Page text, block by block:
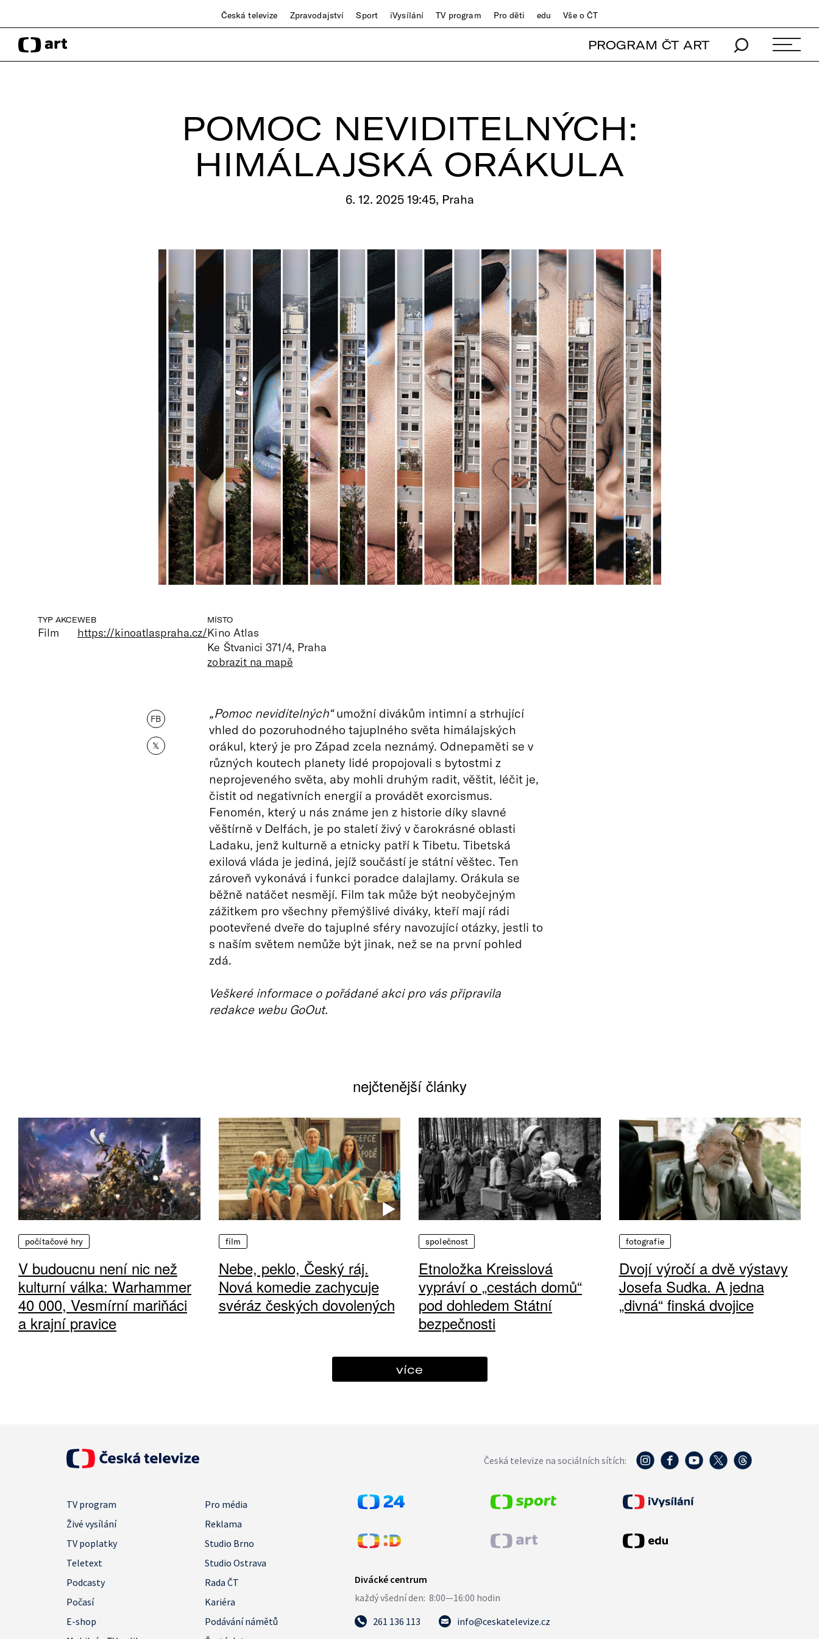
Česká televize Zpravodajství Sport iVysílání TV program Pro děti edu Vše o ČT
PROGRAM ČT ART
POMOC NEVIDITELNÝCH:
HIMÁLAJSKÁ ORÁKULA
6. 12. 2025 19:45, Praha
TYP AKCE
Film
WEB
https://kinoatlaspraha.cz/
MÍSTO
Kino Atlas
Ke Štvanici 371/4, Praha
zobrazit na mapě
FB
𝕏
„Pomoc neviditelných“umožní divákům intimní a strhující
vhled do pozoruhodného tajuplného světa himálajských
orákul, který je pro Západ zcela neznámý. Odnepaměti se v
různých koutech planety lidé propojovali s bytostmi z
neprojeveného světa, aby mohli druhým radit, věštit, léčit je,
čistit od negativních energií a provádět exorcismus.
Fenomén, který u nás známe jen z historie díky slavné
věštírně v Delfách, je po staletí živý v čarokrásné oblasti
Ladaku, jenž kulturně a etnicky patří k Tibetu. Tibetská
exilová vláda je jediná, jejíž součástí je státní věštec. Ten
zároveň vykonává i funkci poradce dalajlamy. Orákula se
běžně natáčet nesmějí. Film tak může být neobyčejným
zážitkem pro všechny přemýšlivé diváky, kteří mají rádi
pootevřené dveře do tajuplné sféry navozující otázky, jestli to
s naším světem nemůže být jinak, než se na první pohled
zdá.
Veškeré informace o pořádané akci pro vás připravila
redakce webu GoOut.
nejčtenější články
počítačové hry
V budoucnu není nic než
kulturní válka: Warhammer
40 000, Vesmírní mariňáci
a krajní pravice
film
Nebe, peklo, Český ráj.
Nová komedie zachycuje
svéráz českých dovolených
společnost
Etnoložka Kreisslová
vypráví o „cestách domů“
pod dohledem Státní
bezpečnosti
fotografie
Dvojí výročí a dvě výstavy
Josefa Sudka. A jedna
„divná“ finská dvojice
více
Česká televize na sociálních sítích:
TV program
Pro média
Živé vysílání
Reklama
TV poplatky
Studio Brno
Teletext
Studio Ostrava
Podcasty
Rada ČT
Počasí
Kariéra
E-shop
Podávání námětů
261 136 113 info@ceskatelevize.cz